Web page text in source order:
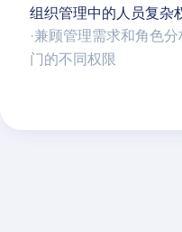
组织管理中的人员复杂
·兼顾管理需求和角色
门的不同权限